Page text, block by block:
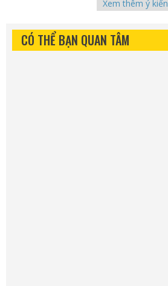
Xem thêm ý kiến
CÓ THỂ BẠN QUAN TÂM